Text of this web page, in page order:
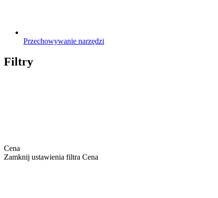
Przechowywanie narzędzi
Filtry
Cena
Zamknij ustawienia filtra Cena